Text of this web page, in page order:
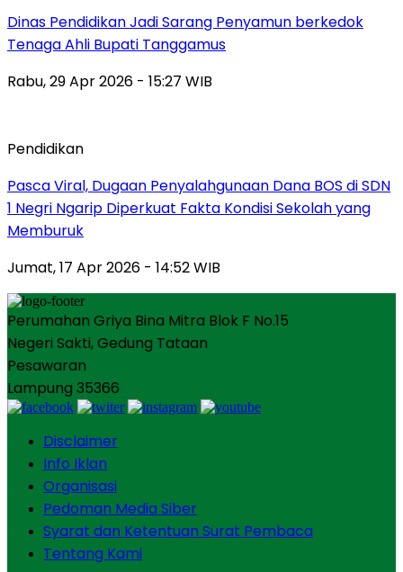
Dinas Pendidikan Jadi Sarang Penyamun berkedok
Tenaga Ahli Bupati Tanggamus
Rabu, 29 Apr 2026 - 15:27 WIB
Pendidikan
Pasca Viral, Dugaan Penyalahgunaan Dana BOS di SDN
1 Negri Ngarip Diperkuat Fakta Kondisi Sekolah yang
Memburuk
Jumat, 17 Apr 2026 - 14:52 WIB
Perumahan Griya Bina Mitra Blok F No.15
Negeri Sakti, Gedung Tataan
Pesawaran
Lampung 35366
Disclaimer
Info Iklan
Organisasi
Pedoman Media Siber
Syarat dan Ketentuan Surat Pembaca
Tentang Kami